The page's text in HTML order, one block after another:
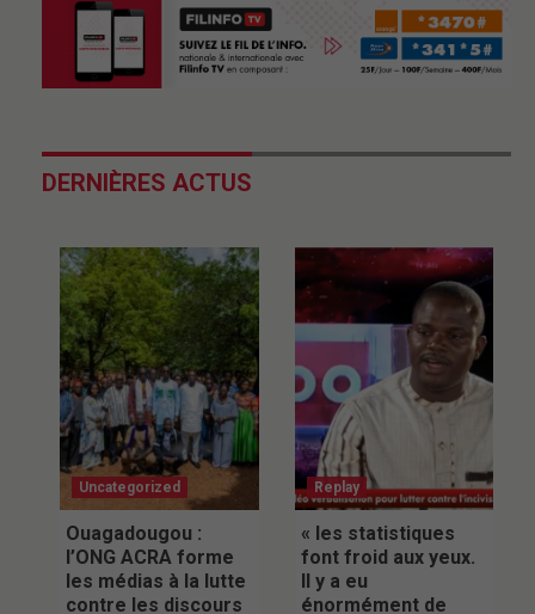
DERNIÈRES ACTUS
Uncategorized
Ouagadougou :
l’ONG ACRA forme
les médias à la lutte
contre les discours
Replay
« les statistiques
font froid aux yeux.
Il y a eu
énormément de